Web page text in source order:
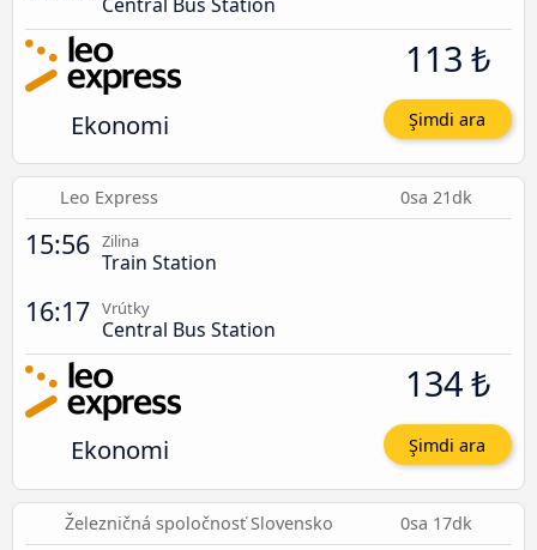
Ekonomi
113 ₺
Şimdi ara
Leo Express 0sa 21dk
15:56 Zilina
Train Station
16:17 Vrútky
Central Bus Station
Ekonomi
134 ₺
Şimdi ara
Železničná spoločnosť Slovensko 0sa 17dk